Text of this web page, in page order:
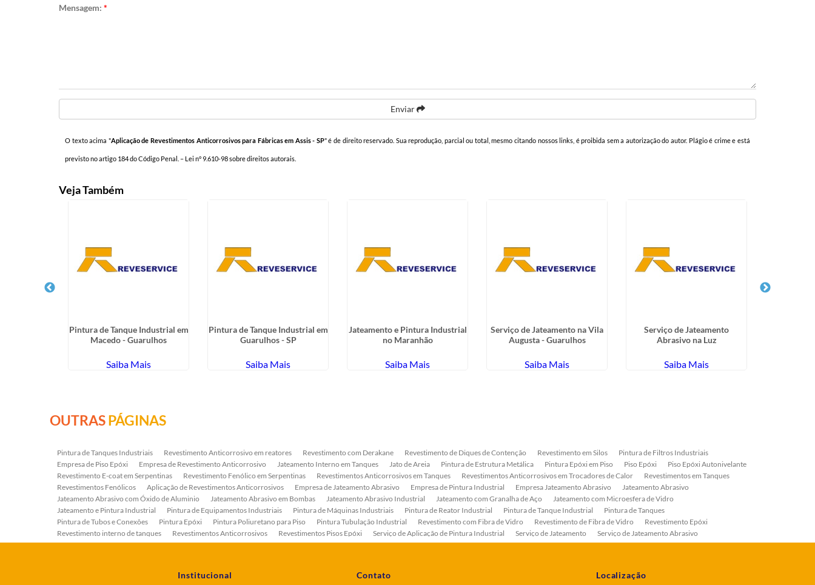
Mensagem:*
Enviar
O texto acima "Aplicação de Revestimentos Anticorrosivos para Fábricas em Assis - SP" é de direito reservado. Sua reprodução, parcial ou total, mesmo citando nossos links, é proibida sem a autorização do autor. Plágio é crime e está
previsto no artigo 184 do Código Penal. – Lei n° 9.610-98 sobre direitos autorais
Veja Também
Pintura de Tanque Industrial em
Macedo - Guarulhos
Saiba Mais
Pintura de Tanque Industrial em
Guarulhos - SP
Saiba Mais
Jateamento e Pintura Industrial
no Maranhão
Saiba Mais
Serviço de Jateamento na Vila
Augusta - Guarulhos
Saiba Mais
Serviço de Jateamento
Abrasivo na Luz
Saiba Mais
OUTRASPÁGINAS
Pintura de Tanques Industriais Revestimento Anticorrosivo em reatores Revestimento com Derakane Revestimento de Diques de Contenção Revestimento em Silos
Pintura de Filtros Industriais
Empresa de Piso Epóxi
Empresa de Revestimento Anticorrosivo Jateamento Interno em Tanques Jato de Areia Pintura de Estrutura Metálica Pintura Epóxi em Piso Piso Epóxi
Piso Epóxi Autonivelante
Revestimento E-coat em Serpentinas
Revestimento Fenólico em Serpentinas Revestimentos Anticorrosivos em Tanques Revestimentos Anticorrosivos em Trocadores de Calor
Revestimentos em Tanques
Revestimentos Fenólicos
Aplicação de Revestimentos Anticorrosivos Empresa de Jateamento Abrasivo Empresa de Pintura Industrial Empresa Jateamento Abrasivo
Jateamento Abrasivo
Jateamento Abrasivo com Óxido de Aluminio
Jateamento Abrasivo em Bombas Jateamento Abrasivo Industrial Jateamento com Granalha de Aço
Jateamento com Microesfera de Vidro
Jateamento e Pintura Industrial
Pintura de Equipamentos Industriais Pintura de Máquinas Industriais Pintura de Reator Industrial Pintura de Tanque Industrial
Pintura de Tanques
Pintura de Tubos e Conexões
Pintura Epóxi Pintura Poliuretano para Piso Pintura Tubulação Industrial Revestimento com Fibra de Vidro Revestimento de Fibra de Vidro
Revestimento Epóxi
Revestimento interno de tanques
Revestimentos Anticorrosivos Revestimentos Pisos Epóxi Serviço de Aplicação de Pintura Industrial Serviço de Jateamento
Serviço de Jateamento Abrasivo
Serviço de Jateamento e Pintura
Serviço de Jateamento em Bombas Serviço de Pintura de Bombas Industriais Serviço de Pintura de Tanque Industrial
Serviço de Pintura de Válvulas
Institucional Contato Localização